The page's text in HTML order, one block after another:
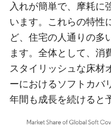
入れが簡単で、摩耗に
います。これらの特性
ど、住宅の人通りの多
ます。全体として、消
スタイリッシュな床材
ーにおけるソフトカバ
年間も成長を続けると